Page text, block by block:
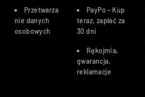
Przetwarza
nie danych
osobowych
PayPo – Kup
teraz, zapłać za
30 dni
Rękojmia,
gwarancja,
reklamacje